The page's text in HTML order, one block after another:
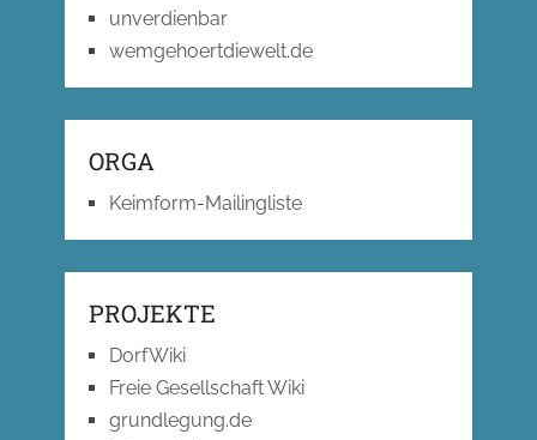
unverdienbar
wemgehoertdiewelt.de
ORGA
Keimform-Mailingliste
PROJEKTE
DorfWiki
Freie Gesellschaft Wiki
grundlegung.de